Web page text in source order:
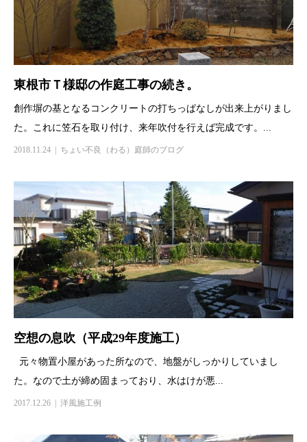
東根市Ｔ様邸の作庭工事の続き。
創作塀の基となるコンクリートの打ちっぱなしが出来上がりまし
た。これに笠石を取り付け、来年吹付を行えば完成です。...
2018.11.24 ちょい不良（わる）庭師のブログ
空想の息吹（平成29年度施工）
元々物置小屋があった所なので、地盤がしっかりしていまし
た。なので土が締め固まっており、水はけが悪...
2017.12.26 洋風施工例